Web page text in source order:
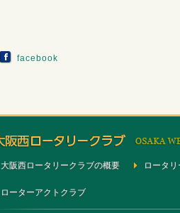
facebook
大阪西ロータリークラブの概要 ロータ
ローターアクトクラブ